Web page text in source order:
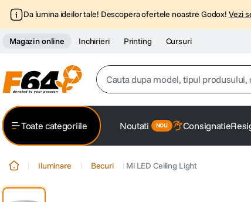
Da lumina ideilor tale! Descopera ofertele noastre Godox! Vezi
Magazin online Inchirieri Printing Cursuri
Cauta dupa model, tipul produsului,
2 . trepied
Toate categoriile Noutati Consignatie
Iluminare Becuri Mi LED Ceiling Light